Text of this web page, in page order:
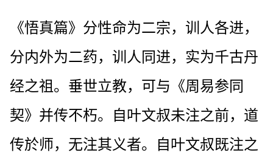
《悟真篇》分性命为二宗，训人各进，
分内外为二药，训人同进，实为千古丹
经之祖。垂世立教，可与《周易参同
契》并传不朽。自叶文叔未注之前，道
传於师，无注其义者。自叶文叔既注之